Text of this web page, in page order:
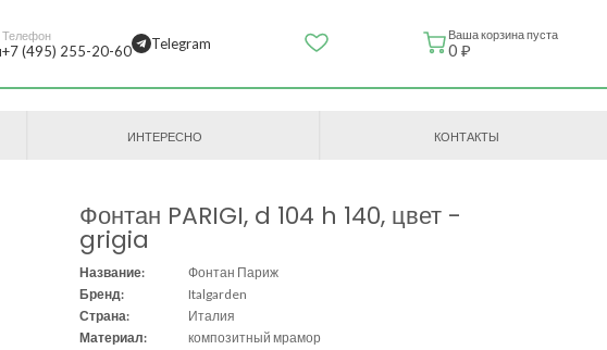
Телефон
+7 (495) 255-20-60 Telegram Ваша корзина пуста
0 ₽
ИНТЕРЕСНО КОНТАКТЫ
Фонтан PARIGI, d 104 h 140, цвет -
grigia
Название:
Фонтан Париж
Бренд:
Italgarden
Страна:
Италия
Материал:
композитный мрамор